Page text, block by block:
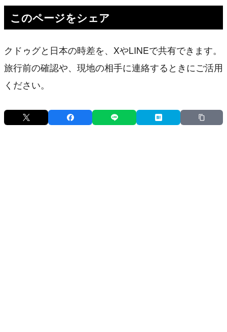
このページをシェア
クドゥグと日本の時差を、XやLINEで共有できます。
旅行前の確認や、現地の相手に連絡するときにご活用
ください。